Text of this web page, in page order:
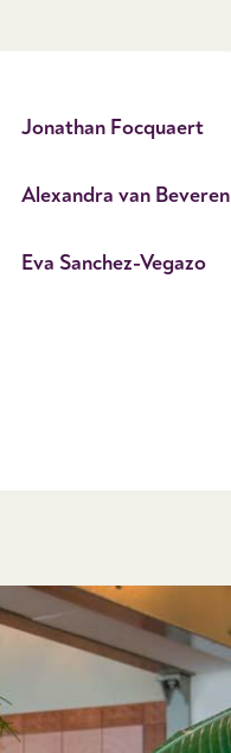
Jonathan Focquaert
Alexandra van Beveren
Eva Sanchez-Vegazo